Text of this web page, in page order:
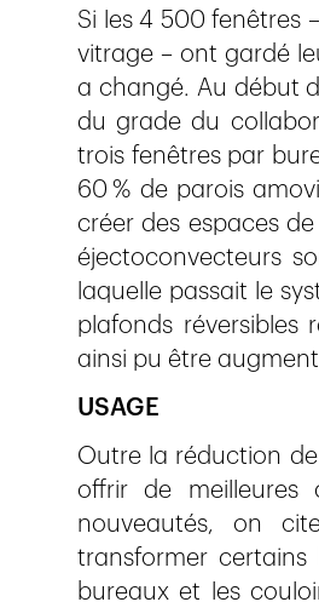
Si les 4 500 fenêtres
vitrage – ont gardé
a changé. Au début
du grade du
trois fenêtres par
60 % de parois
créer des espaces
éjectoconvecteurs
laquelle passait le
plafonds
ainsi pu être
USAGE
Outre la réduction
offrir de meilleures
nouveautés, on
transformer
bureaux et les